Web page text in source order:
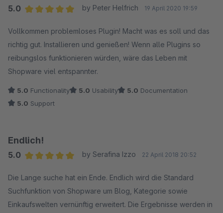
5.0
by Peter Helfrich 19 April 2020 19:59
Vollkommen problemloses Plugin! Macht was es soll und das
richtig gut. Installieren und genießen! Wenn alle Plugins so
reibungslos funktionieren würden, wäre das Leben mit
Shopware viel entspannter.
5.0 Functionality 5.0 Usability 5.0 Documentation
5.0 Support
Endlich!
5.0
by Serafina Izzo 22 April 2018 20:52
Die Lange suche hat ein Ende. Endlich wird die Standard
Suchfunktion von Shopware um Blog, Kategorie sowie
Einkaufswelten vernünftig erweitert. Die Ergebnisse werden in